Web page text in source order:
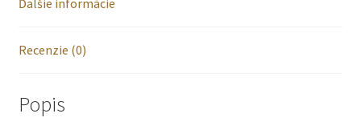
Biela
Ďalšie informácie
Recenzie (0)
Popis